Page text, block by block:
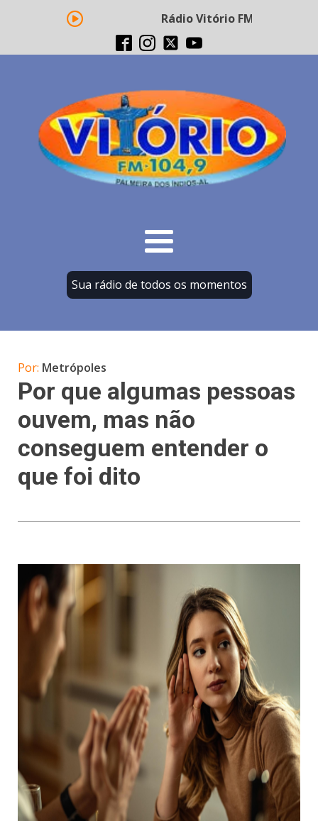
Rádio Vitório FM -
Sua rádio de todos os momentos
Por: Metrópoles
Por que algumas pessoas
ouvem, mas não
conseguem entender o
que foi dito